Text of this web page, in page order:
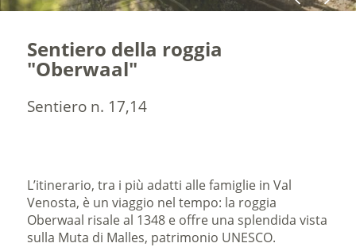
Sentiero della roggia
"Oberwaal"
Sentiero n. 17,14
L’itinerario, tra i più adatti alle famiglie in Val
Venosta, è un viaggio nel tempo: la roggia
Oberwaal risale al 1348 e offre una splendida vista
sulla Muta di Malles, patrimonio UNESCO.